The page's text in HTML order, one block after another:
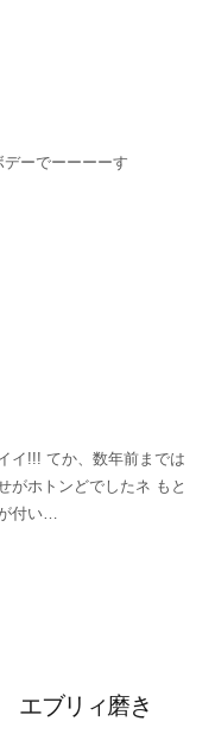
ーでーーーーす
イ!!! てか、数年前までは
がホトンどでしたネ もと
付い…
エブリィ磨き